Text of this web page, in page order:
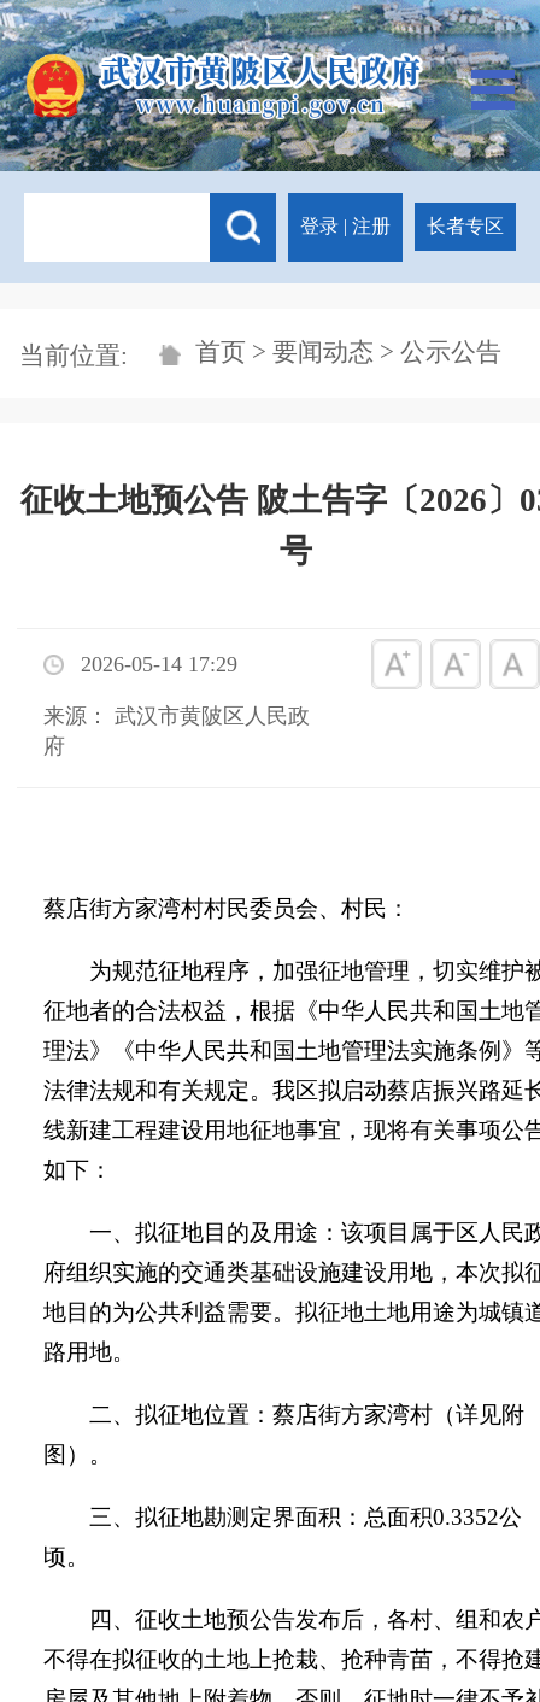
登录 | 注册 长者专区
当前位置: 首页 > 要闻动态 > 公示公告
征收土地预公告 陂土告字〔2026〕
号
2026-05-14 17:29
来源： 武汉市黄陂区人民政
府
蔡店街方家湾村村民委员会、村民：
为规范征地程序，加强征地管理，切实维护
征地者的合法权益，根据《中华人民共和国土地
理法》《中华人民共和国土地管理法实施条例》
法律法规和有关规定。我区拟启动蔡店振兴路延
线新建工程建设用地征地事宜，现将有关事项公
如下：
一、拟征地目的及用途：该项目属于区人民
府组织实施的交通类基础设施建设用地，本次拟
地目的为公共利益需要。拟征地土地用途为城镇
路用地。
二、拟征地位置：蔡店街方家湾村（详见附
图）。
三、拟征地勘测定界面积：总面积0.3352公
顷。
四、征收土地预公告发布后，各村、组和农
不得在拟征收的土地上抢栽、抢种青苗，不得抢